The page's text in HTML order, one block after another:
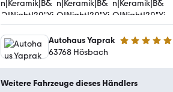
Autohaus Yaprak 4.8 Sterne
63768 Hösbach
Weitere Fahrzeuge dieses Händlers